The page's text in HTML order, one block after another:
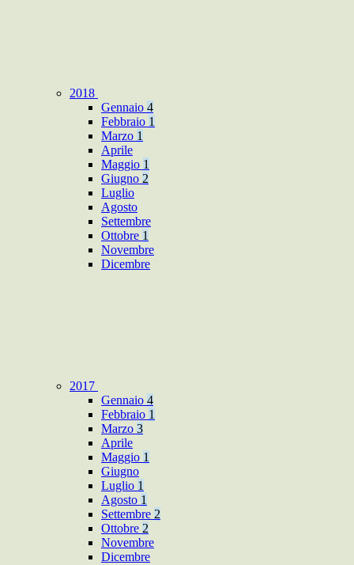
2018
Gennaio 4
Febbraio 1
Marzo 1
Aprile
Maggio 1
Giugno 2
Luglio
Agosto
Settembre
Ottobre 1
Novembre
Dicembre
2017
Gennaio 4
Febbraio 1
Marzo 3
Aprile
Maggio 1
Giugno
Luglio 1
Agosto 1
Settembre 2
Ottobre 2
Novembre
Dicembre